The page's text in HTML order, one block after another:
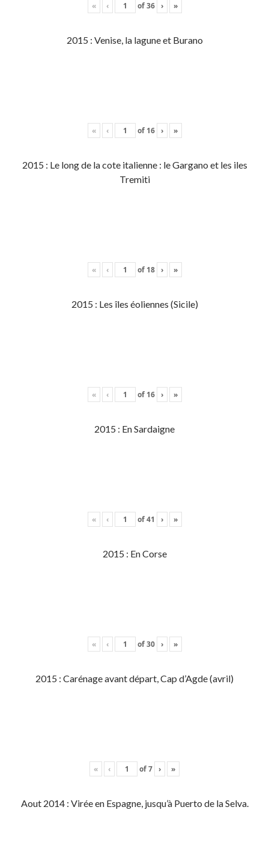
« ‹ of36 › »
2015 : Venise, la lagune et Burano
« ‹ of 16 › »
2015 : Le long de la cote italienne : le Gargano et les iles
Tremiti
« ‹ of 18 › »
2015 : Les îles éoliennes (Sicile)
« ‹ of 16 › »
2015 : En Sardaigne
« ‹ of41 › »
2015 : En Corse
« ‹ of30 › »
2015 : Carénage avant départ, Cap d’Agde (avril)
« ‹ of7 › »
Aout 2014 : Virée en Espagne, jusqu’à Puerto de la Selva.